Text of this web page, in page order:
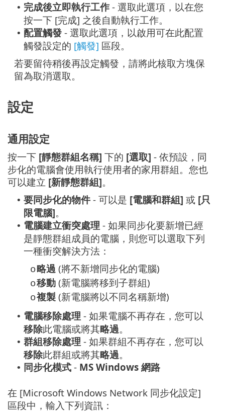
• 完成後立即執行工作 - 選取此選項，以在您
按一下 [完成] 之後自動執行工作。
• 配置觸發 - 選取此選項，以啟用可在此配置
觸發設定的 [觸發] 區段。
若要留待稍後再設定觸發，請將此核取方塊保
留為取消選取。
設定
通用設定
按一下 [靜態群組名稱] 下的 [選取] - 依預設，同
步化的電腦會使用執行使用者的家用群組。您也
可以建立 [新靜態群組]。
• 要同步化的物件 - 可以是 [電腦和群組] 或 [只
限電腦]。
• 電腦建立衝突處理 - 如果同步化要新增已經
是靜態群組成員的電腦，則您可以選取下列
一種衝突解決方法：
o略過 (將不新增同步化的電腦)
o移動 (新電腦將移到子群組)
o複製 (新電腦將以不同名稱新增)
• 電腦移除處理 - 如果電腦不再存在，您可以
移除此電腦或將其略過。
• 群組移除處理 - 如果群組不再存在，您可以
移除此群組或將其略過。
• 同步化模式 - MS Windows 網路
在 [Microsoft Windows Network 同步化設定]
區段中，輸入下列資訊：